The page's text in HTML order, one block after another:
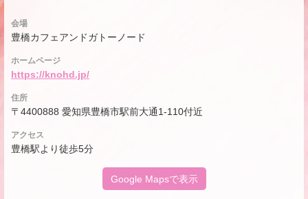
会場
豊橋カフェアンドガトーノード
ホームページ
https://knohd.jp/
住所
〒4400888 愛知県豊橋市駅前大通1-110付近
アクセス
豊橋駅より徒歩5分
Google Mapsで表示